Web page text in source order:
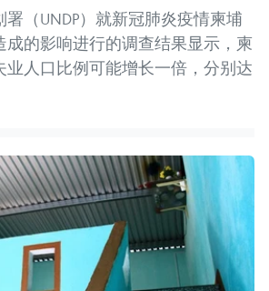
（UNDP）就新冠肺炎疫情柬埔
成的影响进行的调查结果显示，柬
业人口比例可能增长一倍，分别达